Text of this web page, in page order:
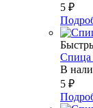
5 ₽
Спица
В
5 ₽